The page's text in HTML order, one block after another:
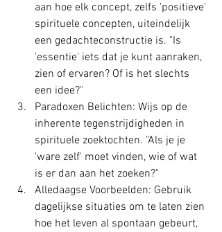
aan hoe elk concept, zelfs 'positieve'
spirituele concepten, uiteindelijk
een gedachteconstructie is. "Is
'essentie' iets dat je kunt aanraken,
zien of ervaren? Of is het slechts
een idee?"
Paradoxen Belichten: Wijs op de
inherente tegenstrijdigheden in
spirituele zoektochten. "Als je je
'ware zelf' moet vinden, wie of wat
is er dan aan het zoeken?"
Alledaagse Voorbeelden: Gebruik
dagelijkse situaties om te laten zien
hoe het leven al spontaan gebeurt,